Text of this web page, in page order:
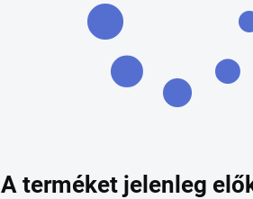
A terméket jelenleg